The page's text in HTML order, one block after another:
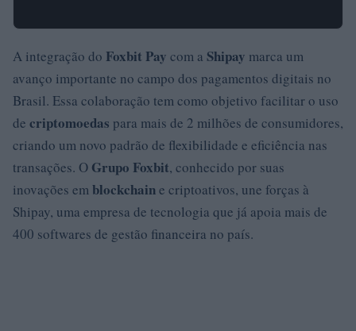
A integração do Foxbit Pay com a Shipay marca um
avanço importante no campo dos pagamentos digitais no
Brasil. Essa colaboração tem como objetivo facilitar o uso
de criptomoedas para mais de 2 milhões de consumidores,
criando um novo padrão de flexibilidade e eficiência nas
transações. O Grupo Foxbit, conhecido por suas
inovações emblockchaine criptoativos, une forças à
Shipay, uma empresa de tecnologia que já apoia mais de
400 softwares de gestão financeira no país.